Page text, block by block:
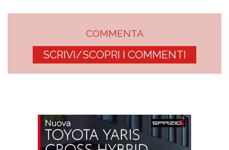
COMMENTA
SCRIVI/SCOPRI I COMMENTI